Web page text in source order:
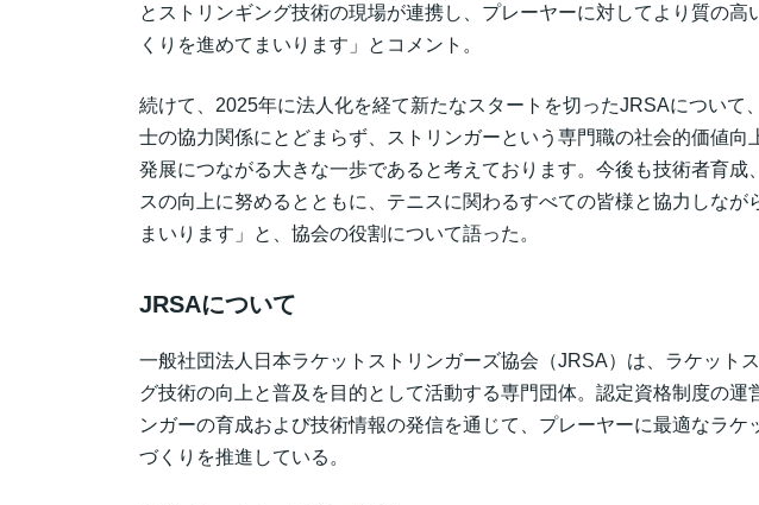
とストリンギング技術の現場が連携し、プレーヤーに対してより質の高
くりを進めてまいります」とコメント。
続けて、2025年に法人化を経て新たなスタートを切ったJRSAについて
士の協力関係にとどまらず、ストリンガーという専門職の社会的価値向
発展につながる大きな一歩であると考えております。今後も技術者育成
スの向上に努めるとともに、テニスに関わるすべての皆様と協力しなが
まいります」と、協会の役割について語った。
JRSAについて
一般社団法人日本ラケットストリンガーズ協会（JRSA）は、ラケット
グ技術の向上と普及を目的として活動する専門団体。認定資格制度の運
ンガーの育成および技術情報の発信を通じて、プレーヤーに最適なラケ
づくりを推進している。